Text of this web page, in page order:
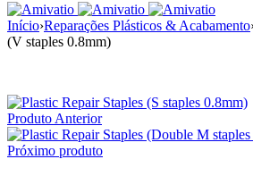
Início›Reparações Plásticos & Acabamento
(V staples 0.8mm)
Produto Anterior
Próximo produto